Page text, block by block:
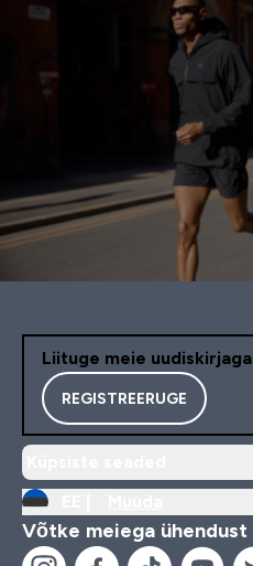
Liituge meie uudiskirjaga
REGISTREERUGE
Võtke meiega ühendust